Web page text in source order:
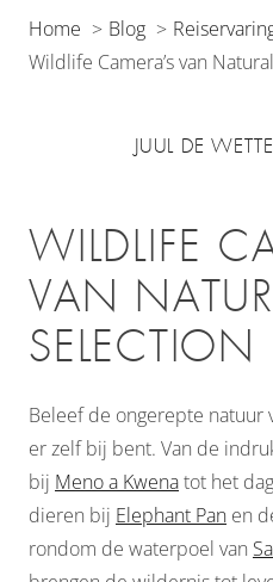
Home Blog
Wildlife Camera’s van
JUUL DE WETTE
WILDLIFE
VAN
SELECTION
Beleef de ongerepte natuur
er zelf bij bent. Van de
bij Meno a Kwenatot het
dieren bij Elephant Pan en
rondom de waterpoel van